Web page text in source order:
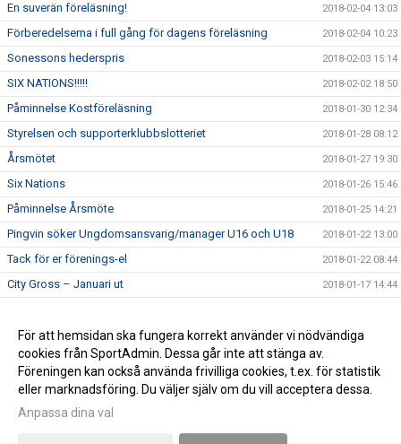
En suverän föreläsning! 2018-02-04 13:03
Förberedelserna i full gång för dagens föreläsning 2018-02-04 10:23
Sonessons hederspris 2018-02-03 15:14
SIX NATIONS!!!!! 2018-02-02 18:50
Påminnelse Kostföreläsning 2018-01-30 12:34
Styrelsen och supporterklubbslotteriet 2018-01-28 08:12
Årsmötet 2018-01-27 19:30
Six Nations 2018-01-26 15:46
Påminnelse Årsmöte 2018-01-25 14:21
Pingvin söker Ungdomsansvarig/manager U16 och U18 2018-01-22 13:00
Tack för er förenings-el 2018-01-22 08:44
City Gross – Januari ut 2018-01-17 14:44
Pingvin söker boende 2018-01-17 14:42
Välkommen till pingvins nya sida 2018-01-07 11:10
Gå till Webbversion
För att hemsidan ska fungera korrekt använder vi nödvändiga
cookies från SportAdmin. Dessa går inte att stänga av.
Föreningen kan också använda frivilliga cookies, t.ex. för statistik
eller marknadsföring. Du väljer själv om du vill acceptera dessa.
Anpassa dina val